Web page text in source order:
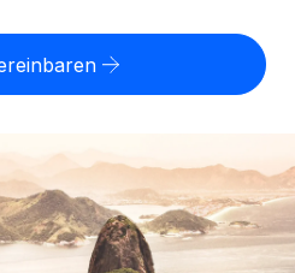
Arbeit mit Freelancer:innen
HR-Aufgaben
allen US-Bundesstaaten
für wachsende
berechnen
Währungen und
Freelancer:innen